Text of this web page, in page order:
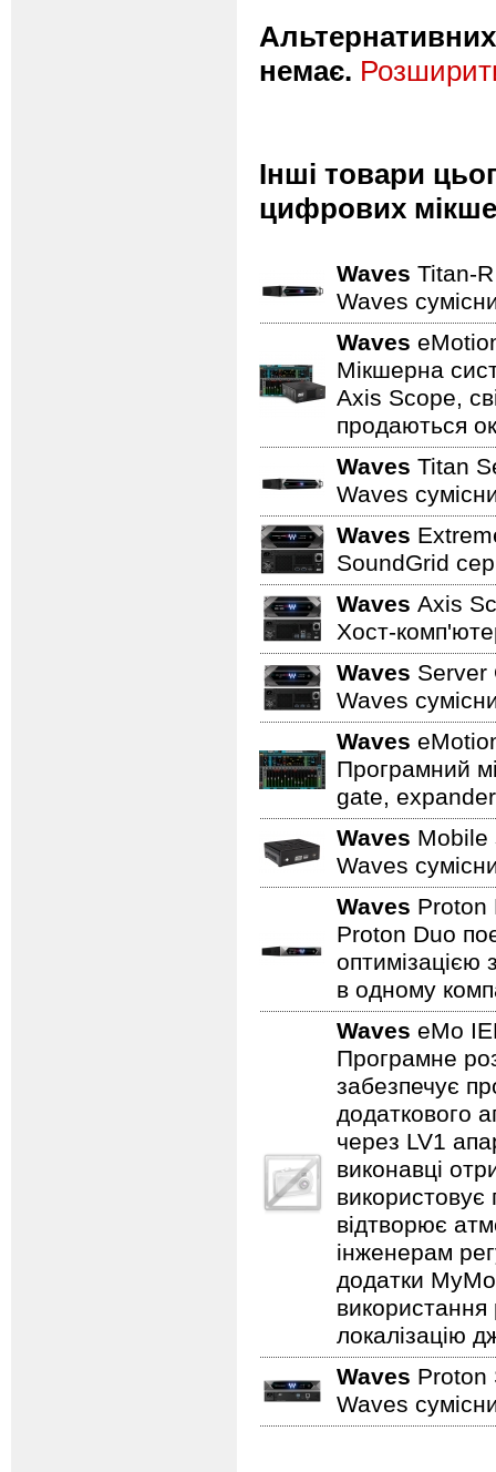
Альтернативних
немає.
Інші товари
цифрових
Waves Titan-
Waves
Waves
Мікшерна
Axis Scope,
продаються
Waves Titan
Waves
Waves
SoundGrid
Waves Axis
Хост-
Waves Server
Waves
Waves
Програмний
gate,
Waves
Waves
Waves
Proton Duo
оптимізацією
в одному
Waves eMo
Програмне
забезпечує
додаткового
через LV1
виконавці
відтворює
інженерам
додатки
використання
локалізацію
Waves
Waves